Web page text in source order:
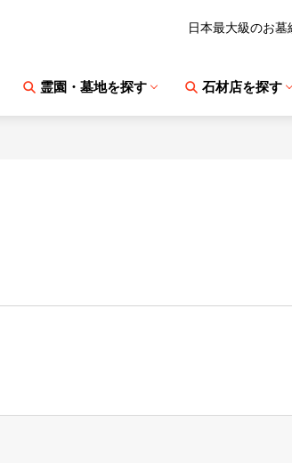
日本最大級のお墓
霊園・墓地を探す 石材店を探す